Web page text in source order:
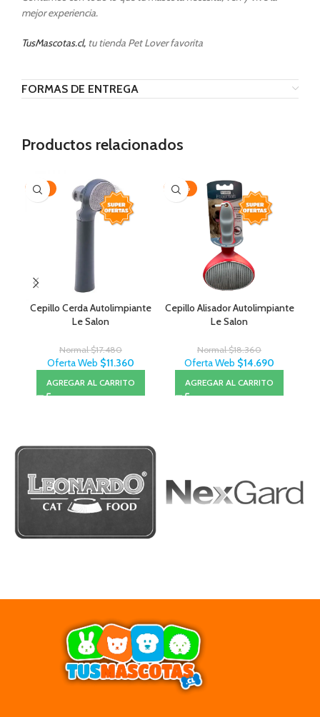
mejor experiencia.
TusMascotas.cl, tu tienda Pet Lover favorita
FORMAS DE ENTREGA
Productos relacionados
-35%
Cepillo Cerda Autolimpiante
Le Salon
Normal$17.480
Oferta Web $11.360
AGREGAR AL CARRITO
-20%
Cepillo Alisador Autolimpiante
Le Salon
Normal$18.360
Oferta Web $14.690
AGREGAR AL CARRITO